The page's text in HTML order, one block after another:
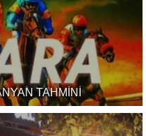
TAHMİNİ